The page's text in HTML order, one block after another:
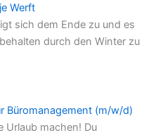
Werft
sich dem Ende zu und es
durch den Winter zu
Büromanagement (m/w/d)
Urlaub machen! Du